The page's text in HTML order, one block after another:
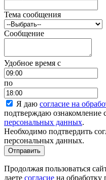
Тема сообщения
Сообщение
Удобное время c
по
Я даю согласие на
подтверждаю ознакомление
персональных данных.
Необходимо подтвердить
персональных данных.
Отправить
Продолжая пользоваться
даете согласие на обработку